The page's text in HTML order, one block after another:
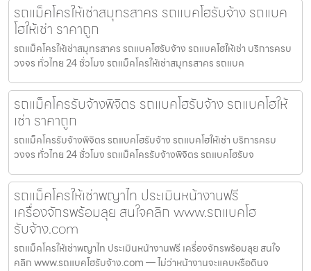
รถแม็คโครให้เช่าสมุทรสาคร รถแบคโฮรับจ้าง รถแบค
โฮให้เช่า ราคาถูก
รถแม็คโครให้เช่าสมุทรสาคร รถแบคโฮรับจ้าง รถแบคโฮให้เช่า บริการครบ
วงจร ทั่วไทย 24 ชั่วโมง รถแม็คโครให้เช่าสมุทรสาคร รถแบค
รถแม็คโครรับจ้างพิจิตร รถแบคโฮรับจ้าง รถแบคโฮให้
เช่า ราคาถูก
รถแม็คโครรับจ้างพิจิตร รถแบคโฮรับจ้าง รถแบคโฮให้เช่า บริการครบ
วงจร ทั่วไทย 24 ชั่วโมง รถแม็คโครรับจ้างพิจิตร รถแบคโฮรับจ
รถแม็คโครให้เช่าพญาไท ประเมินหน้างานฟรี
เครื่องจักรพร้อมลุย สนใจคลิก www.รถแบคโฮ
รับจ้าง.com
รถแม็คโครให้เช่าพญาไท ประเมินหน้างานฟรี เครื่องจักรพร้อมลุย สนใจ
คลิก www.รถแบคโฮรับจ้าง.com — ไม่ว่าหน้างานจะแคบหรือดินจ